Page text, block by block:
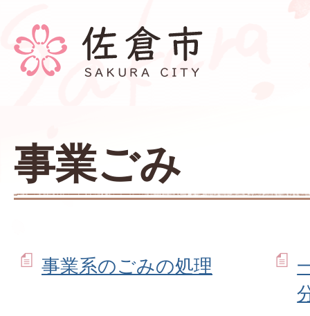
事業ごみ
事業系のごみの処理